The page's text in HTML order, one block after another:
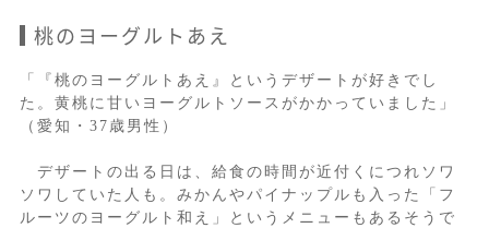
桃のヨーグルトあえ
「『桃のヨーグルトあえ』というデザートが好きでし
た。黄桃に甘いヨーグルトソースがかかっていました」
（愛知・37歳男性）
デザートの出る日は、給食の時間が近付くにつれソワ
ソワしていた人も。みかんやパイナップルも入った「フ
ルーツのヨーグルト和え」というメニューもあるそうで